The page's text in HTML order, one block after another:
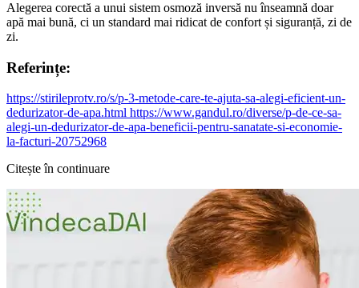
Alegerea corectă a unui sistem osmoză inversă nu înseamnă doar
apă mai bună, ci un standard mai ridicat de confort și siguranță, zi de
zi.
Referințe:
https://stirileprotv.ro/s/p-3-metode-care-te-ajuta-sa-alegi-eficient-un-
dedurizator-de-apa.html https://www.gandul.ro/diverse/p-de-ce-sa-
alegi-un-dedurizator-de-apa-beneficii-pentru-sanatate-si-economie-
la-facturi-20752968
Citește în continuare